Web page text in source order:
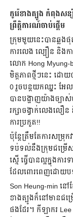
កូរ៉េខាងត្បូង កំពុងស
ព្រឹត្តិការណ៍ចាប់ផ្តើម
ក្រុមមួយនេះបានឆ្លង
ការលេង ល្បឿន និង
លោក Hong Myung-
មិត្តភាពថ្មីៗនេះ ដោ
0 រួចបន្តយកឈ្នះ អែល
បានបង្ហាញយ៉ាងច្បាស់
រក្សាចង្វាក់លេងលឿ
ការប្រកួត!!
ប៉ុន្តែត្រឹមតែការសម្
ទប់ទល់នឹងក្រុមជម្រើស
ស្មើ ធ្វើបានល្អក្នុងក
ដែលពោរពេញដោយ
Son Heung-min នៅត
ខាងត្បូងក៏នៅមានជ
ផងដែរ។ កីឡាករ Lee